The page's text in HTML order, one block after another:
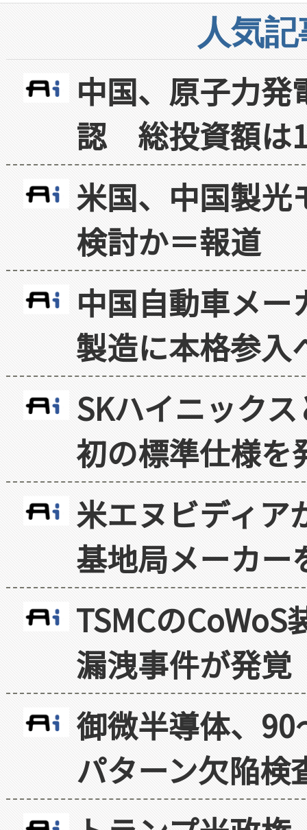
人気
中国、原子力
認 総投資額は
米国、中国製光
検討か＝報道
中国自動車メ
製造に本格参入
SKハイニック
初の標準仕様を
米エヌビディア
基地局メーカー
TSMCの
漏洩事件が発覚
御微半導体、
パターン欠陥検